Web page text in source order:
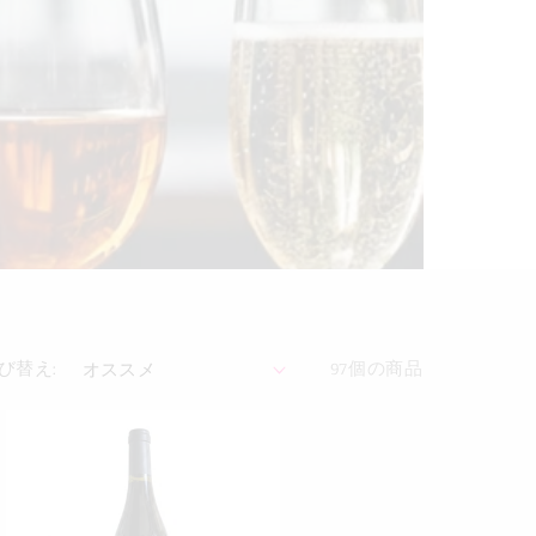
替え: 97個の商品